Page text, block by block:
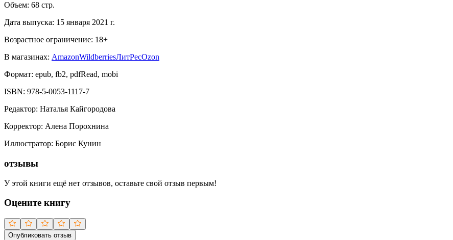
Объем: 68 стр.
Дата выпуска: 15 января 2021 г.
Возрастное ограничение: 18+
В магазинах: AmazonWildberriesЛитРесOzon
Формат: epub, fb2, pdfRead, mobi
ISBN: 978-5-0053-1117-7
Редактор: Наталья Кайгородова
Корректор: Алена Порохнина
Иллюстратор: Борис Кунин
отзывы
У этой книги ещё нет отзывов, оставьте свой отзыв первым!
Оцените книгу
Опубликовать отзыв